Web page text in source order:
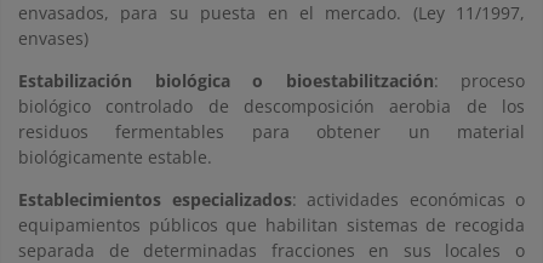
envasados, para su puesta en el mercado. (Ley 11/1997,
envases)
Estabilización biológica o bioestabilitzación: proceso
biológico controlado de descomposición aerobia de los
residuos fermentables para obtener un material
biológicamente estable.
Establecimientos especializados: actividades económicas o
equipamientos públicos que habilitan sistemas de recogida
separada de determinadas fracciones en sus locales o